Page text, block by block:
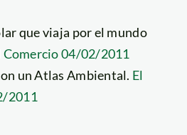
que viaja por el mundo
Comercio 04/02/2011
un Atlas Ambiental. El
2011